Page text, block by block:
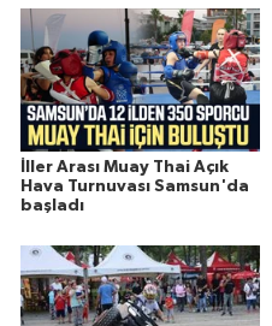
İller Arası Muay Thai Açık
Hava Turnuvası Samsun'da
başladı